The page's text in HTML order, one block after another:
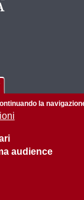
la
audience